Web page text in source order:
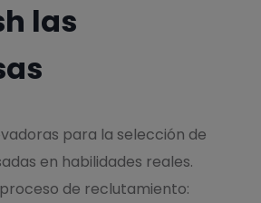
las
para la selección de
en habilidades reales.
de reclutamiento: